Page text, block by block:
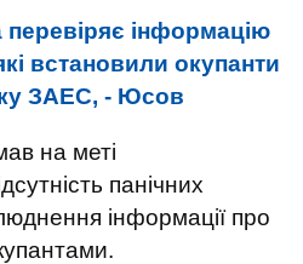
перевіряє інформацію
встановили окупанти
ЗАЕС, - Юсов
на меті
панічних
інформації про